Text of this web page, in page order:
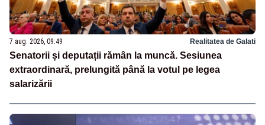
7 aug. 2026, 09:49 Realitatea de Galati
Senatorii și deputații rămân la muncă. Sesiunea
extraordinară, prelungită până la votul pe legea
salarizării